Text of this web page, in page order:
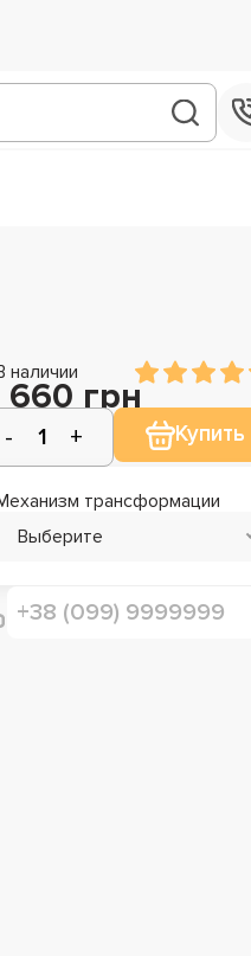
наличии
660 грн
Купить
трансформации
Выберите